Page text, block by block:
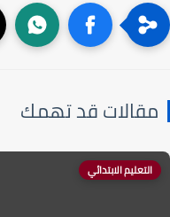
قد تهمك
التعليم الابتدائي